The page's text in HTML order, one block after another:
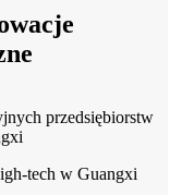
przedsiębiorstw
tech w Guangxi